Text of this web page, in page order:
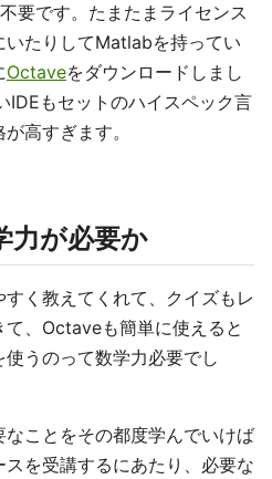
要です。たまたまライセンス
いたりしてMatlabを持ってい
Octaveをダウンロードしまし
IDEもセットのハイスペック言
高すぎます。
力が必要か
く教えてくれて、クイズもレ
、Octaveも簡単に使えると
うのって数学力必要でし
ことをその都度学んでいけば
を受講するにあたり、必要な